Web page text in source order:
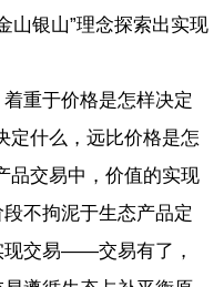
山银山”理念探索出实现
重于价格是怎样决定
定什么，远比价格是怎
品交易中，价值的实现
不拘泥于生态产品定
现交易——交易有了，